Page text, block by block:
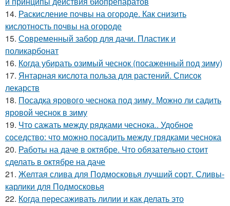
14. Раскисление почвы на огороде. Как снизить
кислотность почвы на огороде
15. Современный забор для дачи. Пластик и
поликарбонат
16. Когда убирать озимый чеснок (посаженный под зиму)
17. Янтарная кислота польза для растений. Список
лекарств
18. Посадка ярового чеснока под зиму. Можно ли садить
яровой чеснок в зиму
19. Что сажать между рядками чеснока.. Удобное
соседство: что можно посадить между грядками чеснока
20. Работы на даче в октябре. Что обязательно стоит
сделать в октябре на даче
21. Желтая слива для Подмосковья лучший сорт. Сливы-
карлики для Подмосковья
22. Когда пересаживать лилии и как делать это